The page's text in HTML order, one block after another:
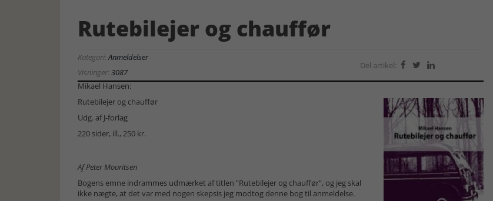
Rutebilejer og chauffør
Kategori:Anmeldelser
Visninger:3087
Del artikel:   
Mikael Hansen:
Rutebilejer og chauffør
Udg. afJ-forlag
220 sider, ill., 250 kr.
Af Peter Mouritsen
Bogens emne indrammes udmærket af titlen ”Rutebilejer og chauffør”, og jeg skal
ikke nægte, at det var med nogen skepsis jeg modtog denne bog til anmeldelse.